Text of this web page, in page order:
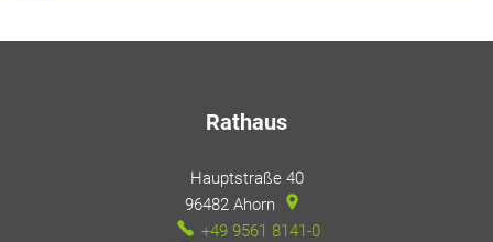
Rathaus
Hauptstraße 40
96482 Ahorn
+49 9561 8141-0